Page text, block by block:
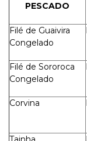
PESCADO
Filé de Guaivira
Congelado
Filé de Sororoca
Congelado
Corvina